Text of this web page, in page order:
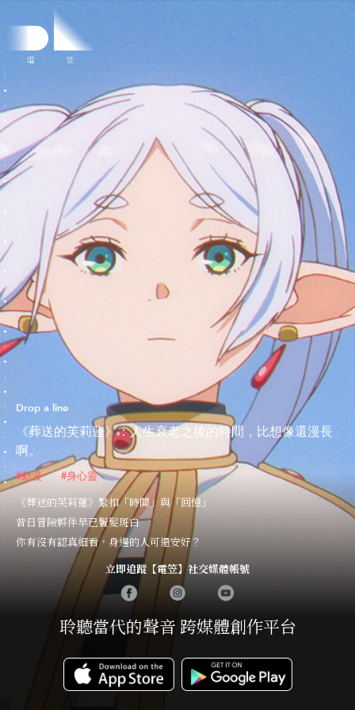
Drop a line
《葬送的芙莉蓮》：人生衰老之後的時間，比想像還漫長
啊。
#動漫 #身心靈
《葬送的芙莉蓮》緊扣「時間」與「回憶」
昔日冒險夥伴早已鬢髮斑白
你有沒有認真細看，身邊的人可還安好？
立即追蹤【電笠】社交媒體帳號
聆聽當代的聲音 跨媒體創作平台